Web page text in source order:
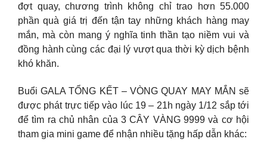
đợt quay, chương trình không chỉ trao hơn 55.000
phần quà giá trị đến tận tay những khách hàng may
mắn, mà còn mang ý nghĩa tinh thần tạo niềm vui và
đồng hành cùng các đại lý vượt qua thời kỳ dịch bệnh
khó khăn.
Buổi GALA TỔNG KẾT – VÒNG QUAY MAY MẮN sẽ
được phát trực tiếp vào lúc 19 – 21h ngày 1/12 sắp tới
để tìm ra chủ nhân của 3 CÂY VÀNG 9999 và cơ hội
tham gia mini game để nhận nhiều tặng hấp dẫn khác: